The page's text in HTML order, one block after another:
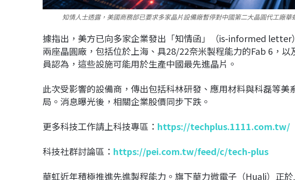
知情人士透露，美國商務部已要求多家晶片設備廠暫停對中國第二大晶圓代工廠華
據指出，美方已向多家企業發出「知情函」（is-informed letter
兩座晶圓廠，包括位於上海、具28/22奈米製程能力的Fab 6，
員認為，這些設施可能用於生產中國最先進晶片。
此次受影響的設備商，傳出包括科林研發 、 應用材料與科磊等美
局。消息曝光後，相關企業股價同步下跌。
更多科技工作請上科技專區： https://techplus.1111.com.tw/
科技社群討論區： https://pei.com.tw/feed/c/tech-plus
華虹近年積極推進先進製程能力。旗下華力微電子（Huali）正